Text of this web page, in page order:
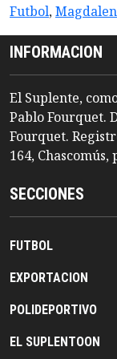
Futbol,
INFORMACION
El Suplente,
Pablo Fourquet.
Fourquet.
164,
SECCIONES
FUTBOL
EXPORTACION
POLIDEPORTIVO
EL SUPLENTOON